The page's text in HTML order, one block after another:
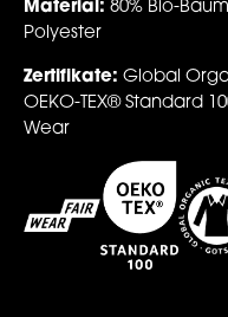
Material: 80% Bio-
Polyester
Zertifikate: Global
OEKO-TEX® Standard
Wear